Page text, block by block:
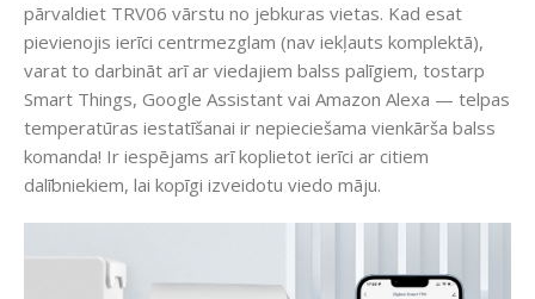
pārvaldiet TRV06 vārstu no jebkuras vietas. Kad esat
pievienojis ierīci centrmezglam (nav iekļauts komplektā),
varat to darbināt arī ar viedajiem balss palīgiem, tostarp
Smart Things, Google Assistant vai Amazon Alexa — telpas
temperatūras iestatīšanai ir nepieciešama vienkārša balss
komanda! Ir iespējams arī koplietot ierīci ar citiem
dalībniekiem, lai kopīgi izveidotu viedo māju.